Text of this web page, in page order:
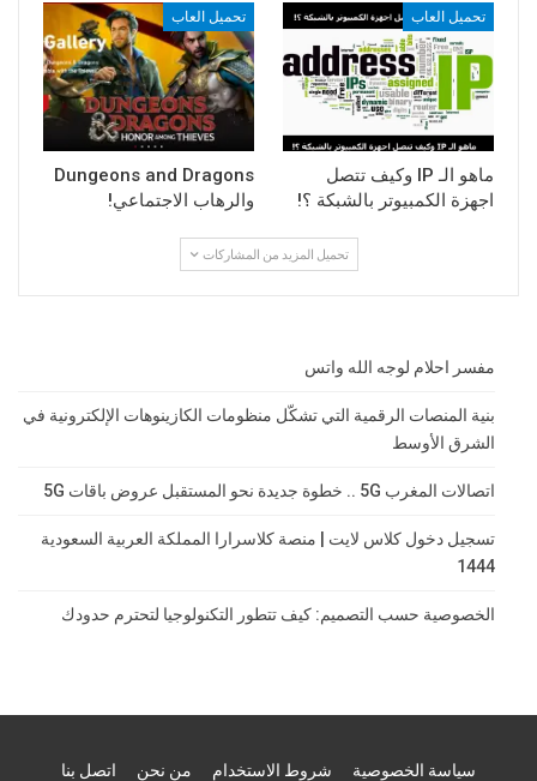
تحميل العاب
‏ماهو الـ IP وكيف تتصل
اجهزة الكمبيوتر بالشبكة ؟!
تحميل العاب
Dungeons and Dragons
والرهاب الاجتماعي!
تحميل المزيد من المشاركات
مفسر احلام لوجه الله واتس
بنية المنصات الرقمية التي تشكّل منظومات الكازينوهات الإلكترونية في
الشرق الأوسط
اتصالات المغرب 5G .. خطوة جديدة نحو المستقبل عروض باقات 5G
تسجيل دخول كلاس لايت | منصة كلاسرارا المملكة العربية السعودية
1444
الخصوصية حسب التصميم: كيف تتطور التكنولوجيا لتحترم حدودك
سياسة الخصوصية شروط الاستخدام من نحن اتصل بنا